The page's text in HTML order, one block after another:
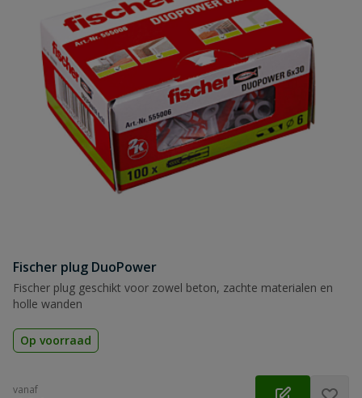
Fischer plug DuoPower
Fischer plug geschikt voor zowel beton, zachte materialen en
holle wanden
Op voorraad
vanaf